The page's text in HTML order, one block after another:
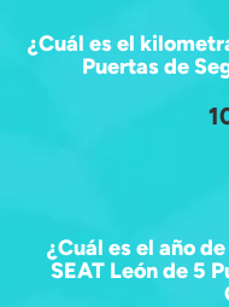
¿Cuál es el
Puertas de
¿Cuál es el año
SEAT León de 5